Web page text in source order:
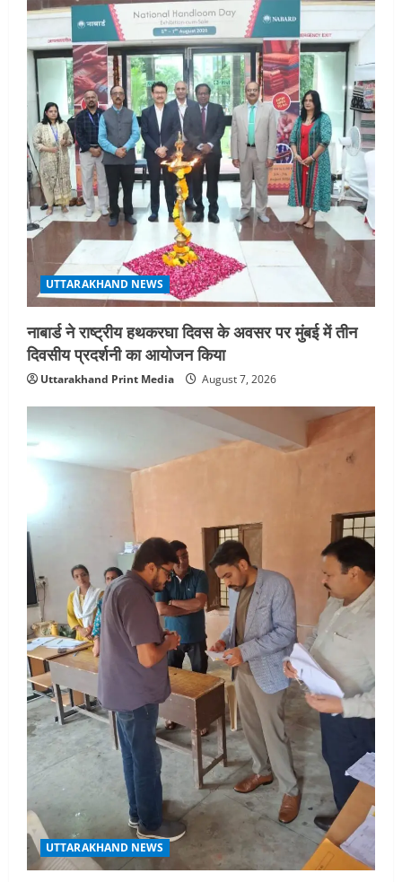
UTTARAKHAND NEWS
नाबार्ड ने राष्ट्रीय हथकरघा दिवस के अवसर पर मुंबई में तीन
दिवसीय प्रदर्शनी का आयोजन किया
Uttarakhand Print Media August 7, 2026
UTTARAKHAND NEWS